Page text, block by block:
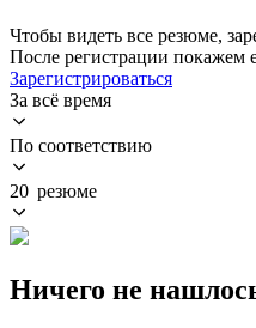
Чтобы видеть все резюме,
После регистрации покажем
Зарегистрироваться
За всё время
По соответствию
20 резюме
Ничего не